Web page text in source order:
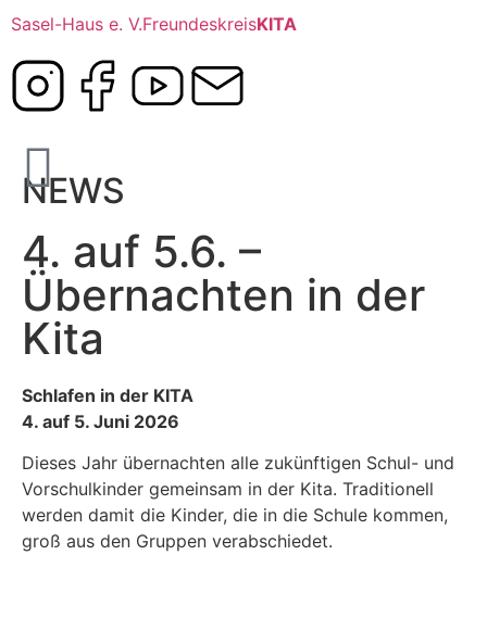
Sasel-Haus e. V.FreundeskreisKITA
NEWS
4. auf 5.6. –
Übernachten in der
Kita
Schlafen in der KITA
4. auf 5. Juni 2026
Dieses Jahr übernachten alle zukünftigen Schul- und
Vorschulkinder gemeinsam in der Kita. Traditionell
werden damit die Kinder, die in die Schule kommen,
groß aus den Gruppen verabschiedet.